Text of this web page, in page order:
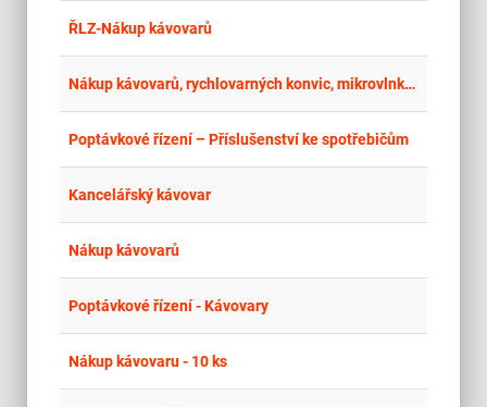
ŘLZ-Nákup kávovarů
Nákup kávovarů, rychlovarných konvic, mikrovlnky a chladničky - II. Výzva
Poptávkové řízení – Příslušenství ke spotřebičům
Kancelářský kávovar
Nákup kávovarů
Poptávkové řízení - Kávovary
Nákup kávovaru - 10 ks